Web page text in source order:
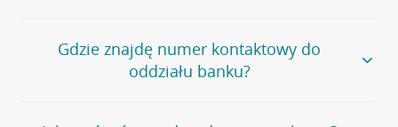
Jeśli szukasz oddziału naszego banku, zapraszamy na
stronęPlacówki i bankomaty, na której znajduje się
wygodna wyszukiwarka.
oddziałów
Gdzie znajdę numer kontaktowy do
oddziału banku?
Bank Credit Agricole nie udostępnia ogólnego numeru